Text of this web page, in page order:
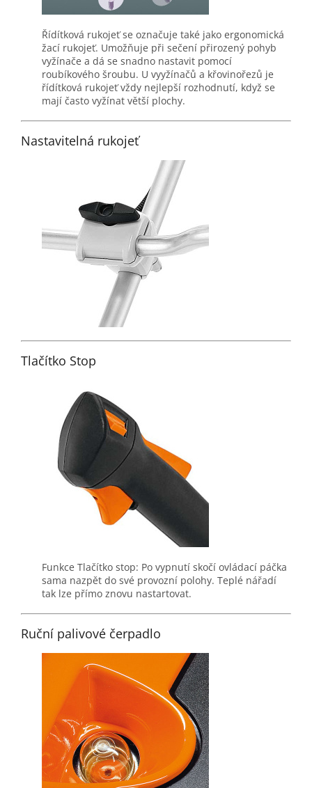
Řídítková rukojeť se označuje také jako ergonomická
žací rukojeť. Umožňuje při sečení přirozený pohyb
vyžínače a dá se snadno nastavit pomocí
roubíkového šroubu. U vyyžínačů a křovinořezů je
řídítková rukojeť vždy nejlepší rozhodnutí, když se
mají často vyžínat větší plochy.
Nastavitelná rukojeť
Tlačítko Stop
Funkce Tlačítko stop: Po vypnutí skočí ovládací páčka
sama nazpět do své provozní polohy. Teplé nářadí
tak lze přímo znovu nastartovat.
Ruční palivové čerpadlo